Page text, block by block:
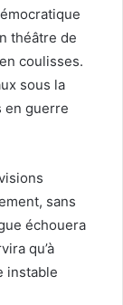
théâtre de
coulisses.
sous la
en guerre
sans
échouera
qu’à
instable